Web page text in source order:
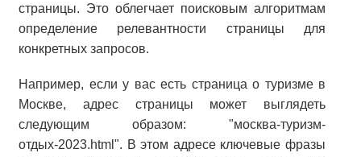
страницы. Это облегчает поисковым алгоритмам
определение релевантности страницы для
конкретных запросов.
Например, если у вас есть страница о туризме в
Москве, адрес страницы может выглядеть
следующим образом: "москва-туризм-
отдых-2023.html". В этом адресе ключевые фразы